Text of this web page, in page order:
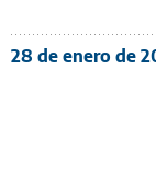
28 de enero de